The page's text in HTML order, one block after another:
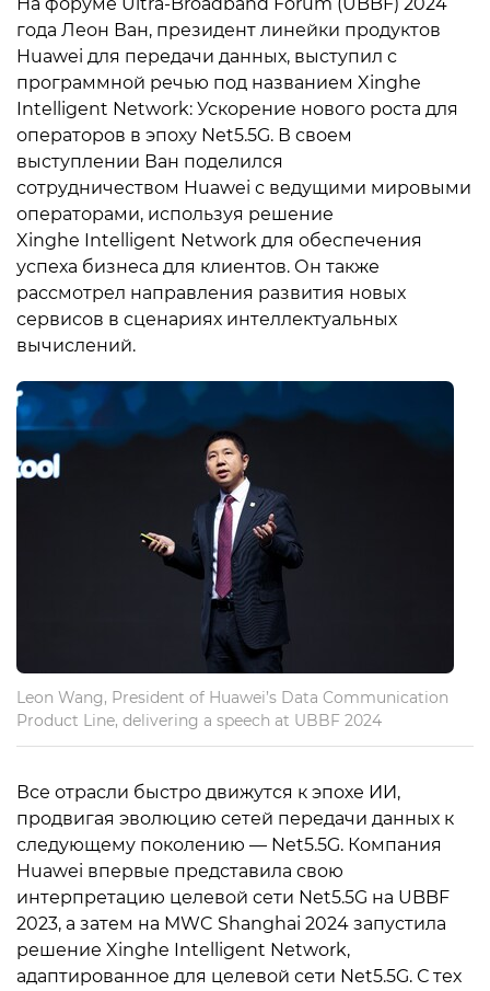
года Леон Ван, президент линейки продуктов
Huawei для передачи данных, выступил с
программной речью под названием Xinghe
Intelligent Network: Ускорение нового роста для
операторов в эпоху Net5.5G. В своем
выступлении Ван поделился
сотрудничеством Huawei с ведущими мировыми
операторами, используя решение
Xinghe Intelligent Network для обеспечения
успеха бизнеса для клиентов. Он также
рассмотрел направления развития новых
сервисов в сценариях интеллектуальных
вычислений.
Leon Wang, President of Huawei’s Data Communication
Product Line, delivering a speech at UBBF 2024
Все отрасли быстро движутся к эпохе ИИ,
продвигая эволюцию сетей передачи данных к
следующему поколению — Net5.5G. Компания
Huawei впервые представила свою
интерпретацию целевой сети Net5.5G на UBBF
2023, а затем на MWC Shanghai 2024 запустила
решение Xinghe Intelligent Network,
адаптированное для целевой сети Net5.5G. С тех